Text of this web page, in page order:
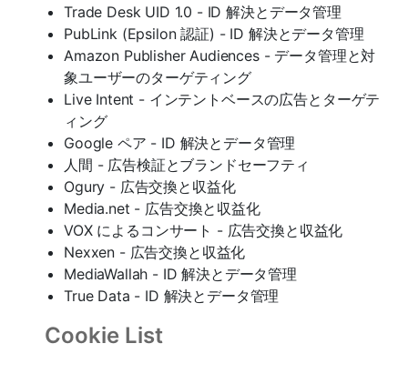
Trade Desk UID 1.0 - ID 解決とデータ管理
PubLink (Epsilon 認証) - ID 解決とデータ管理
Amazon Publisher Audiences - データ管理と対
象ユーザーのターゲティング
Live Intent - インテントベースの広告とターゲテ
ィング
Google ペア - ID 解決とデータ管理
人間 - 広告検証とブランドセーフティ
Ogury - 広告交換と収益化
Media.net - 広告交換と収益化
VOX によるコンサート - 広告交換と収益化
Nexxen - 広告交換と収益化
MediaWallah - ID 解決とデータ管理
True Data - ID 解決とデータ管理
Cookie List